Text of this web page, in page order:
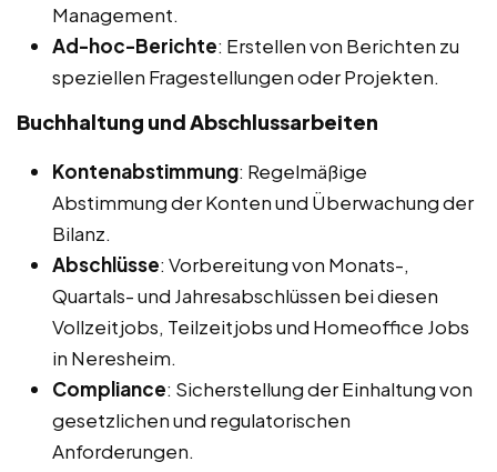
Management.
Ad-hoc-Berichte: Erstellen von Berichten zu
speziellen Fragestellungen oder Projekten.
Buchhaltung und Abschlussarbeiten
Kontenabstimmung: Regelmäßige
Abstimmung der Konten und Überwachung der
Bilanz.
Abschlüsse: Vorbereitung von Monats-,
Quartals- und Jahresabschlüssen bei diesen
Vollzeitjobs, Teilzeitjobs und Homeoffice Jobs
in Neresheim.
Compliance: Sicherstellung der Einhaltung von
gesetzlichen und regulatorischen
Anforderungen.